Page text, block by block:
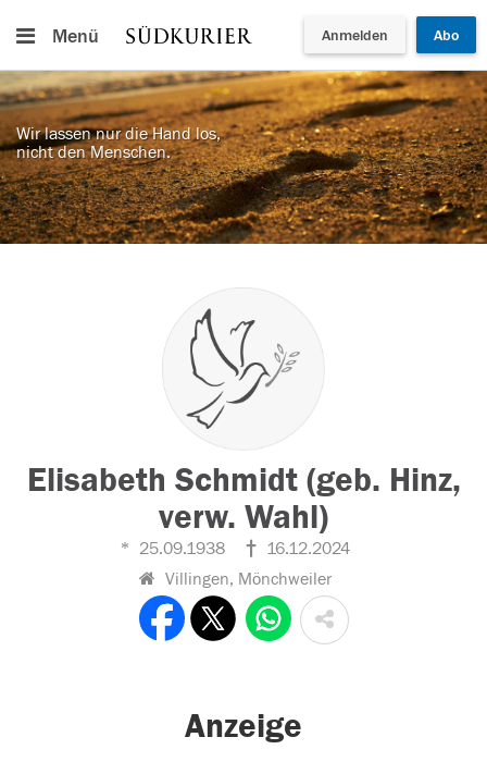
Menü Anmelden Abo
Wir lassen nur die Hand los,
nicht den Menschen.
Elisabeth Schmidt (geb. Hinz,
verw. Wahl)
25.09.1938
16.12.2024
Villingen, Mönchweiler
Anzeige